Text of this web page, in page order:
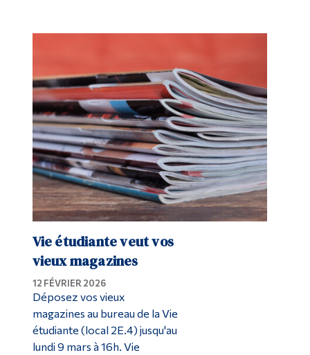
Vie étudiante veut vos
vieux magazines
12 FÉVRIER 2026
Déposez vos vieux
magazines au bureau de la Vie
étudiante (local 2E.4) jusqu'au
lundi 9 mars à 16h. Vie